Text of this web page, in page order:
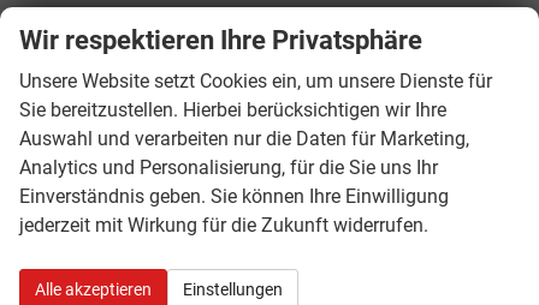
Seitenairbag vorn mit Kopf-Airbag-Einheit
Tagfahrlicht vorhanden
4I2 Zentralverriegelung vorhanden
5D1 Fernbedienung für Zentralverriegelung vorhanden
4UF Airbag Beifahrerseite abschaltbar
UG1 Fahrassistenz-System: Berganfahr-Assistent
Wir respektieren Ihre Privatsphäre
Unsere Website setzt Cookies ein, um unsere Dienste für
Sie bereitzustellen. Hierbei berücksichtigen wir Ihre
Auswahl und verarbeiten nur die Daten für Marketing,
Analytics und Personalisierung, für die Sie uns Ihr
Einverständnis geben. Sie können Ihre Einwilligung
jederzeit mit Wirkung für die Zukunft widerrufen.
Alle akzeptieren Einstellungen